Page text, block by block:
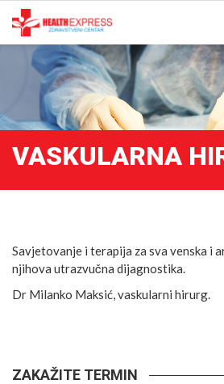
VASKULARNA
Savjetovanje i terapija za sva venska i
njihova utrazvučna dijagnostika.
Dr Milanko Maksić, vaskularni hirurg.
ZAKAŽITE TERMIN